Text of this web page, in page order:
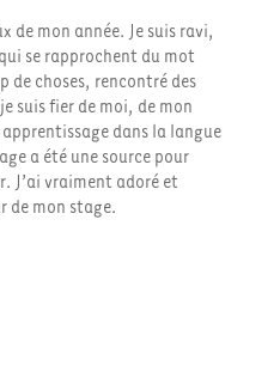
de mon année. Je suis ravi,
se rapprochent du mot
de choses, rencontré des
suis fier de moi, de mon
dans la langue
a été une source pour
J’ai vraiment adoré et
de mon stage.